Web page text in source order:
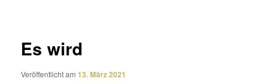
Es wird
Veröffentlicht am13. März 2021